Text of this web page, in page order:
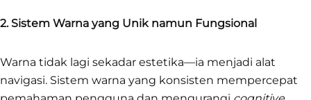
2. Sistem Warna yang Unik namun Fungsional
Warna tidak lagi sekadar estetika—ia menjadi alat
navigasi. Sistem warna yang konsisten mempercepat